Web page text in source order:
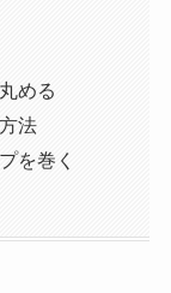
める
法
を巻く